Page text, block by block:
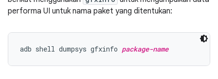
performa UI untuk nama paket yang ditentukan:
adb shell dumpsys gfxinfo package-name